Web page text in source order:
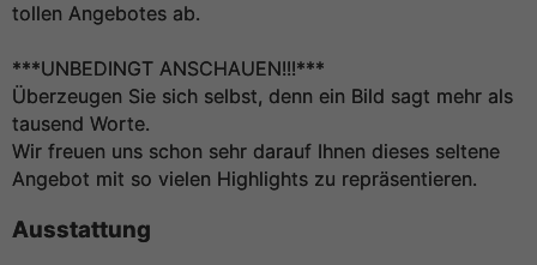
tollen Angebotes ab.
***UNBEDINGT ANSCHAUEN!!!***
Überzeugen Sie sich selbst, denn ein Bild sagt mehr als
tausend Worte.
Wir freuen uns schon sehr darauf Ihnen dieses seltene
Angebot mit so vielen Highlights zu repräsentieren.
Ausstattung